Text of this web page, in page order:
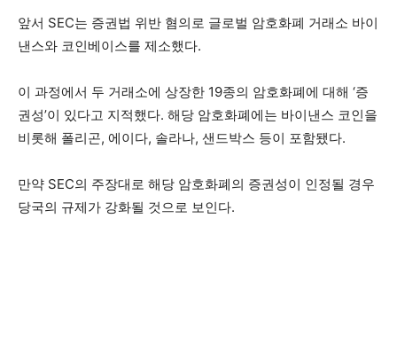
앞서 SEC는 증권법 위반 혐의로 글로벌 암호화폐 거래소 바이
낸스와 코인베이스를 제소했다.
이 과정에서 두 거래소에 상장한 19종의 암호화폐에 대해 ‘증
권성’이 있다고 지적했다. 해당 암호화폐에는 바이낸스 코인을
비롯해 폴리곤, 에이다, 솔라나, 샌드박스 등이 포함됐다.
만약 SEC의 주장대로 해당 암호화폐의 증권성이 인정될 경우
당국의 규제가 강화될 것으로 보인다.